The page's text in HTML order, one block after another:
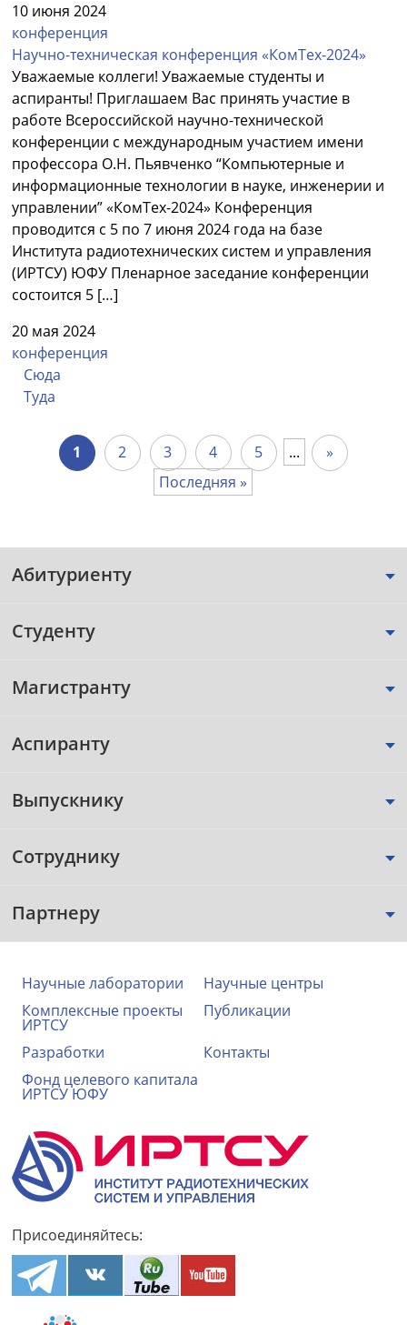
10 июня 2024
конференция
Научно-техническая конференция «КомТех-2024»
Уважаемые коллеги! Уважаемые студенты и
аспиранты! Приглашаем Вас принять участие в
работе Всероссийской научно-технической
конференции с международным участием имени
профессора О.Н. Пьявченко “Компьютерные и
информационные технологии в науке, инженерии и
управлении” «КомТех-2024» Конференция
проводится с 5 по 7 июня 2024 года на базе
Института радиотехнических систем и управления
(ИРТСУ) ЮФУ Пленарное заседание конференции
состоится 5 […]
20 мая 2024
конференция
Сюда
Туда
1 2 3 4 5 ...
»
Последняя »
Абитуриенту
Студенту
Магистранту
Аспиранту
Выпускнику
Сотруднику
Партнеру
Научные лаборатории
Научные центры
Комплексные проекты
ИРТСУ
Публикации
Разработки
Контакты
Фонд целевого капитала
ИРТСУ ЮФУ
Присоединяйтесь: